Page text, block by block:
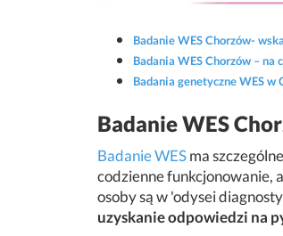
Badanie WES Chorzów-
Badania WES Chorzów – na
Badania genetyczne WES
Badanie WES
Badanie WESma
codzienne funkcjonowanie,
osoby są w 'odysei
uzyskanie odpowiedzi na